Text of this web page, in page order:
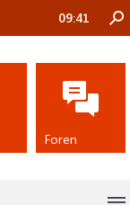
09:41
Foren